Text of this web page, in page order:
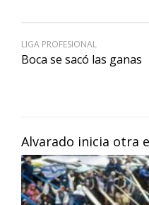
Alvarado inicia otra
LIGA PROFESIONAL
Boca se sacó las ganas